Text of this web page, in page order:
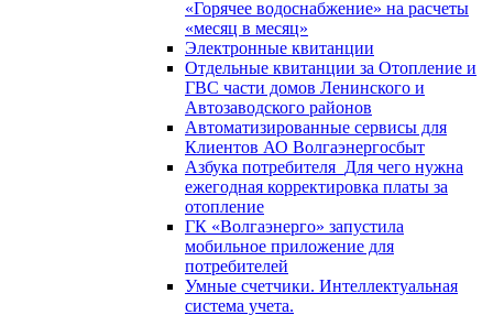
«Горячее водоснабжение» на расчеты
«месяц в месяц»
Электронные квитанции
Отдельные квитанции за Отопление и
ГВС части домов Ленинского и
Автозаводского районов
Автоматизированные сервисы для
Клиентов АО Волгаэнергосбыт
Азбука потребителя_Для чего нужна
ежегодная корректировка платы за
отопление
ГК «Волгаэнерго» запустила
мобильное приложение для
потребителей
Умные счетчики. Интеллектуальная
система учета.